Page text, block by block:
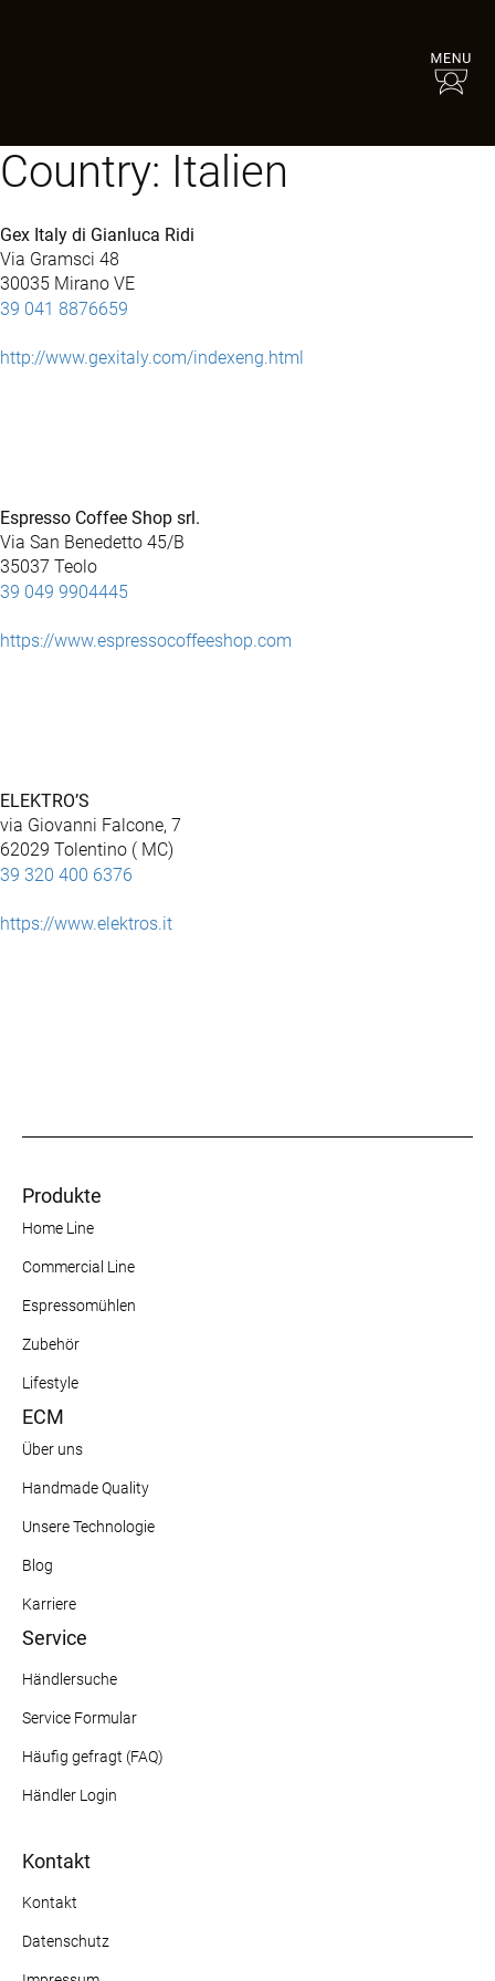
Country: Italien
Gex Italy di Gianluca Ridi
Via Gramsci 48
30035 Mirano VE
39 041 8876659
http://www.gexitaly.com/indexeng.html
Espresso Coffee Shop srl.
Via San Benedetto 45/B
35037 Teolo
39 049 9904445
https://www.espressocoffeeshop.com
ELEKTRO’S
via Giovanni Falcone, 7
62029 Tolentino ( MC)
39 320 400 6376
https://www.elektros.it
Produkte
Home Line
Commercial Line
Espressomühlen
Zubehör
Lifestyle
ECM
Über uns
Handmade Quality
Unsere Technologie
Blog
Karriere
Service
Händlersuche
Service Formular
Häufig gefragt (FAQ)
Händler Login
Kontakt
Kontakt
Datenschutz